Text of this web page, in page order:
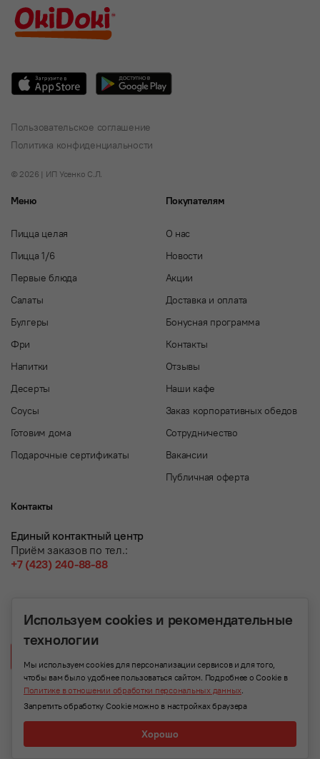
Пользовательское соглашение
Политика конфиденциальности
© 2026 | ИП Усенко С.Л.
Меню
Пицца целая
Пицца 1/6
Первые блюда
Салаты
Булгеры
Фри
Напитки
Десерты
Соусы
Готовим дома
Подарочные сертификаты
Покупателям
О нас
Новости
Акции
Доставка и оплата
Бонусная программа
Контакты
Отзывы
Наши кафе
Заказ корпоративных обедов
Сотрудничество
Вакансии
Публичная оферта
Контакты
Единый контактный центр
Приём заказов по тел.:
+7 (423) 240-88-88
Используем cookies и рекомендательные
технологии
Мы используем cookies для персонализации сервисов и для того,
чтобы вам было удобнее пользоваться сайтом. Подробнее о Cookie в
Политике в отношении обработки персональных данных.
Запретить обработку Cookie можно в настройках браузера
Хорошо